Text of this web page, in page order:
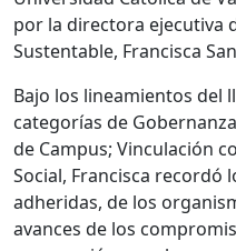
por la directora ejecutiva
Sustentable, Francisca
Bajo los lineamientos del
categorías de
de Campus; Vinculación
Social, Francisca recordó
adheridas, de los
avances de los